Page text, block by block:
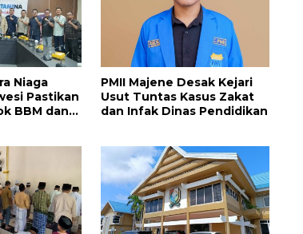
Niaga
Pastikan
BBM dan
PMII Majene Desak Kejari
Usut Tuntas Kasus Zakat
dan Infak Dinas Pendidikan